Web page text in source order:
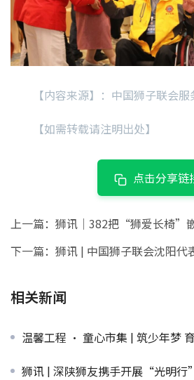
【内容来源】：中国狮子联会
【如需转载请注明出处】
点击分享链
上一篇： 狮讯｜382把“狮爱长椅”嵌入滨城
下一篇： 狮讯 | 中国狮子联会沈阳代表处90个“狮爱温暖包
相关新闻
温馨工程 · 童心市集 | 筑少年梦 育爱心
狮讯 | 深陕狮友携手开展“光明行”公益活动 为陕西